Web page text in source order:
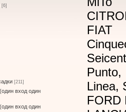
[6]
[211]
вход один
вход один
FIAT
Linea,
FORD